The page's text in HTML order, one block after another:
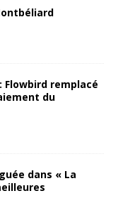
remplacé
du
dans « La